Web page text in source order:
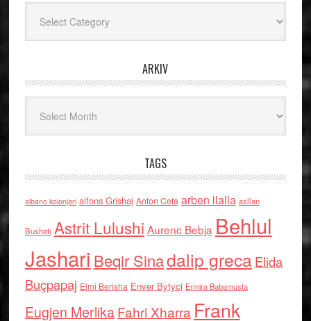
ARKIV
TAGS
albano kolonjari alfons Grishaj Anton Cefa arben llalla asllan
Bushati Astrit Lulushi Aurenc Bebja Behlul
Jashari Beqir Sinadalip grecaElida
Buçpapaj Elmi Berisha Enver Bytyci Ermira Babamusta
Eugjen MerlikaFahri Xharra Frank